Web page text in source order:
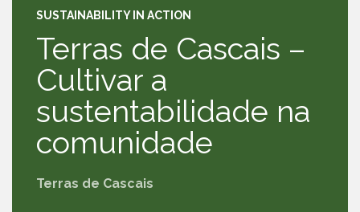
SUSTAINABILITY IN ACTION
Terras de Cascais –
Cultivar a
sustentabilidade na
comunidade
Terras de Cascais